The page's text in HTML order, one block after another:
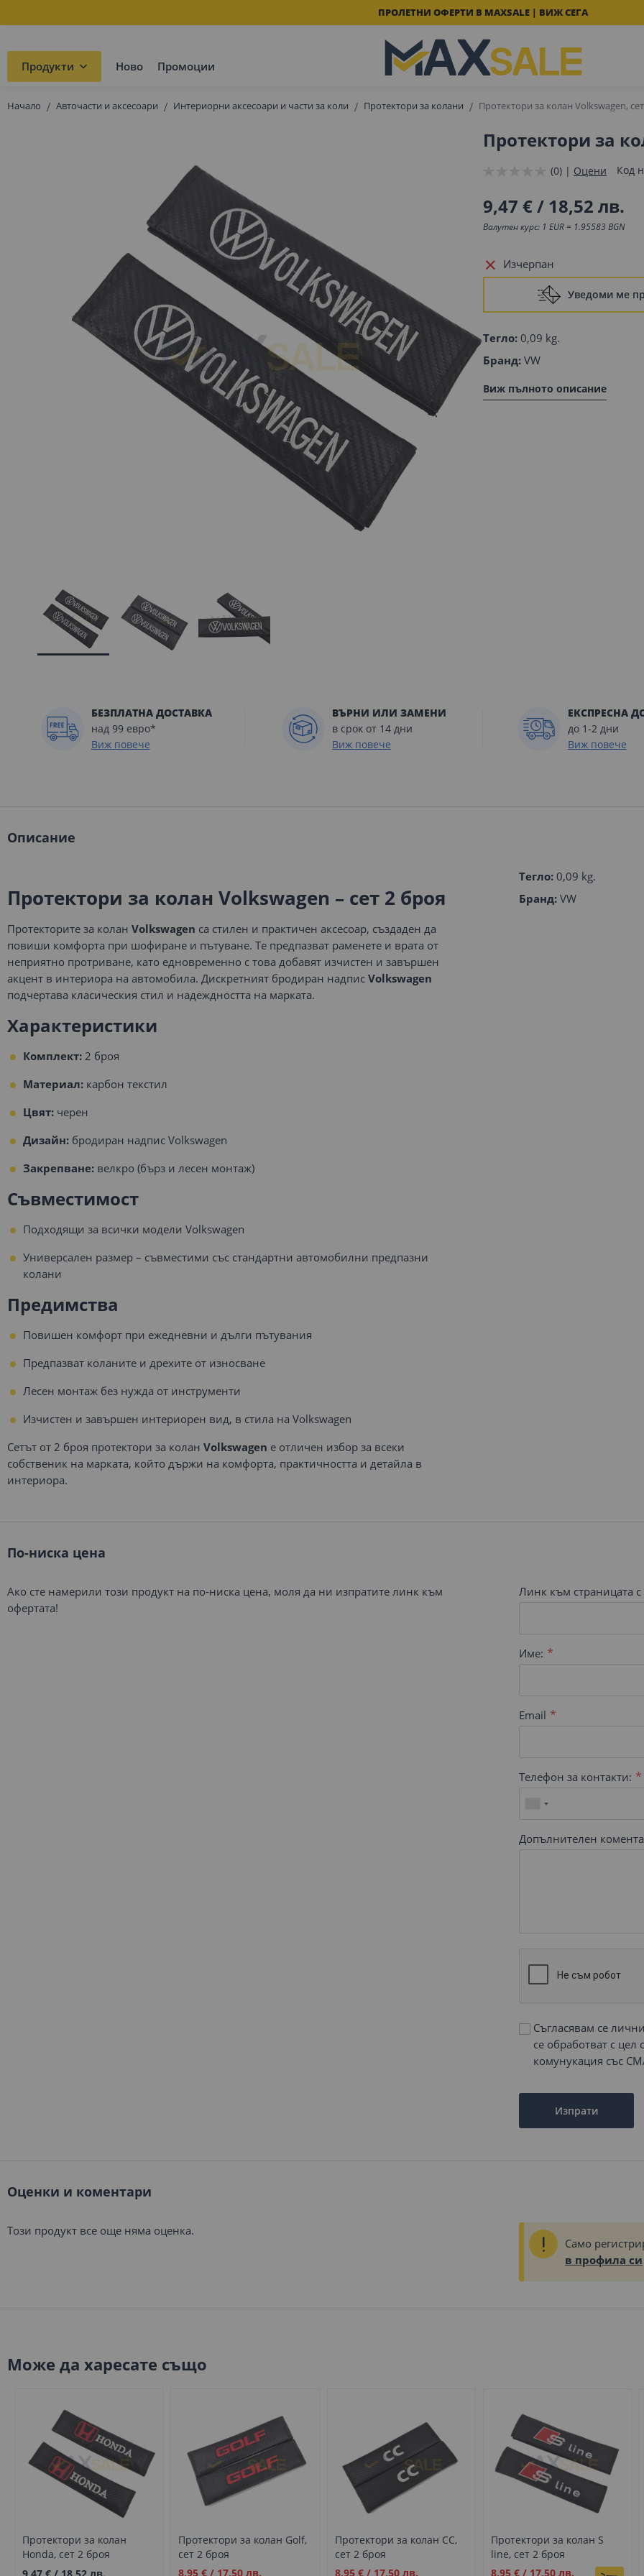
ПРОЛЕТНИ ОФЕРТИ В MAXSALE | ВИЖ СЕГА
Продукти Ново Промоции
Начало Авточасти и аксесоари Интериорни аксесоари и части за коли Протектори за колани Протектори за колан Volkswagen,
на
галерия
Протектори за
(0) | Оцени Код
9,47 €/ 18,52 лв.
Валутен курс: 1 EUR = 1.95583 BGN
Изчерпан
Уведоми ме
Тегло: 0,09 kg.
Бранд: VW
Виж пълното описание
БЕЗПЛАТНА ДОСТАВКА
над 99 евро*
Виж повече
ВЪРНИ ИЛИ ЗАМЕНИ
в срок от 14 дни
Виж повече
ЕКСПРЕСНА
до 1-2 дни
Виж повече
Описание
Протектори за колан Volkswagen – сет 2 броя
Протекторите за колан Volkswagen са стилен и практичен аксесоар, създаден да
повиши комфорта при шофиране и пътуване. Те предпазват раменете и врата от
неприятно протриване, като едновременно с това добавят изчистен и завършен
акцент в интериора на автомобила. Дискретният бродиран надпис Volkswagen
подчертава класическия стил и надеждността на марката.
Характеристики
Комплект: 2 броя
Материал: карбон текстил
Цвят: черен
Дизайн: бродиран надпис Volkswagen
Закрепване: велкро (бърз и лесен монтаж)
Съвместимост
Подходящи за всички модели Volkswagen
Универсален размер – съвместими със стандартни автомобилни предпазни
колани
Предимства
Повишен комфорт при ежедневни и дълги пътувания
Предпазват коланите и дрехите от износване
Лесен монтаж без нужда от инструменти
Изчистен и завършен интериорен вид, в стила на Volkswagen
Сетът от 2 броя протектори за колан Volkswagen е отличен избор за всеки
собственик на марката, който държи на комфорта, практичността и детайла в
интериора.
Тегло: 0,09 kg.
Бранд: VW
По-ниска цена
Ако сте намерили този продукт на по-ниска цена, моля да ни изпратите линк към
офертата!
Линк към страницата
Име:
Email
Телефон за контакти:
Допълнителен
Съгласявам се
се обработват с
комунукация със
Изпрати
Оценки и коментари
Този продукт все още няма оценка.
Само
в профила си
Може да харесате също
Протектори за колан
Honda, сет 2 броя
Протектори за колан Golf,
сет 2 броя
Промо
8,95 € / 17,50 лв.
Протектори за колан CC,
сет 2 броя
Промо
8,95 €/ 17,50 лв.
Протектори за колан S
line, сет 2 броя
Промо
8,95 €/ 17,50 лв.